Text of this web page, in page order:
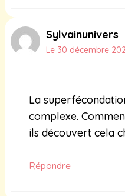
Sylvainunivers
Le 30 décembre
La
complexe.
ils découvert cela
Répondre